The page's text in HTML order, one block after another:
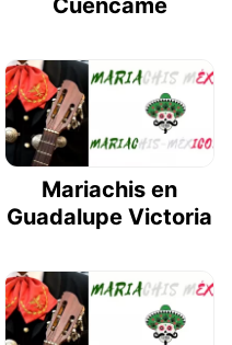
Cuencamé
Mariachis en
Guadalupe Victoria